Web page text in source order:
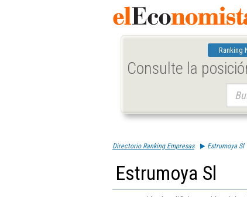
Ranking
Consulte la
Directorio Ranking Empresas Estrumoya Sl
Estrumoya Sl